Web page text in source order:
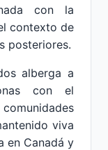
con la
contexto de
posteriores.
alberga a
con el
viva
en Canadá y